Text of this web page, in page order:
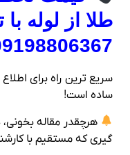
طلا از لوله
سریع‌ ترین راه برای
ساده‌ است!
هرچقدر مقاله
گیری که مستقیم با